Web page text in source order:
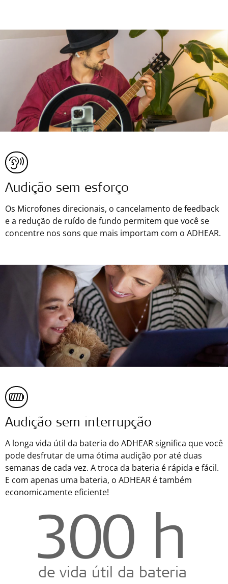
Audição sem esforço
Os Microfones direcionais, o cancelamento de feedback
e a redução de ruído de fundo permitem que você se
concentre nos sons que mais importam com o ADHEAR.
Audição sem interrupção
A longa vida útil da bateria do ADHEAR significa que você
pode desfrutar de uma ótima audição por até duas
semanas de cada vez. A troca da bateria é rápida e fácil.
E com apenas uma bateria, o ADHEAR é também
economicamente eficiente!
300 h
de vida útil da bateria